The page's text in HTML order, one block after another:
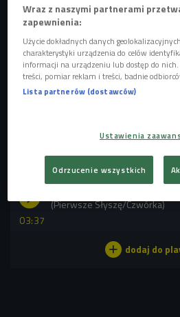
Paszport covidowy już dostępny w
Mimo że od pewnego czasu
zakażeń w Polsce, sytuacja z
POSŁUCHAJ
03:37
(Pierwsze Słyszę/Czwórka)
Wraz z naszymi partnerami
zapewnienia:
Użycie dokładnych danych
charakterystyki urządzenia do celów
informacji na urządzeniu lub dostęp do
treści, pomiar reklam i treści, badnie
Lista partnerów (dostawców)
Ustawienia
Odrzucenie wszystkich